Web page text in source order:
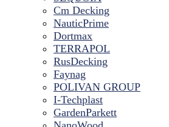
Cm Decking
NauticPrime
Dortmax
TERRAPOL
RusDecking
Faynag
POLIVAN GROUP
I-Techplast
GardenParkett